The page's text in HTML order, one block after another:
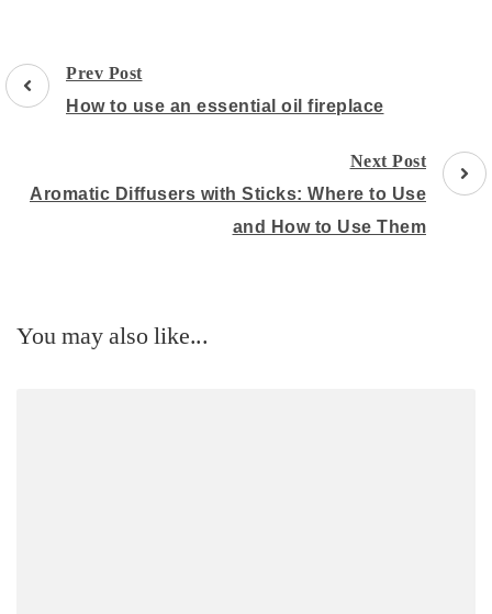
Post
Navigation
Prev Post
How to use an essential oil fireplace
Next Post
Aromatic Diffusers with Sticks: Where to Use
and How to Use Them
You may also like...